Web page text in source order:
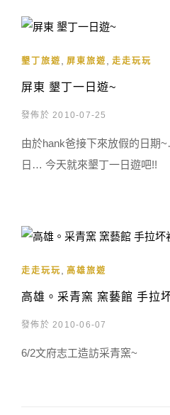
墾丁旅遊, 屏東旅遊, 走走玩玩
屏東 墾丁一日遊~
發佈於 2010-07-25
由於hank爸接下來放假的日
日… 今天就來墾丁一日遊吧!!
走走玩玩 , 高雄旅遊
高雄。采青窯 窯藝館 手拉
發佈於 2010-06-07
6/2文府志工造訪采青窯~